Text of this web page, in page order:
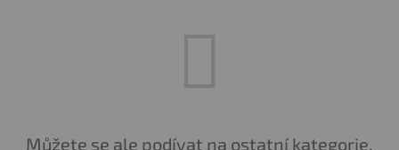
Můžete se ale podívat na ostatní kategorie.